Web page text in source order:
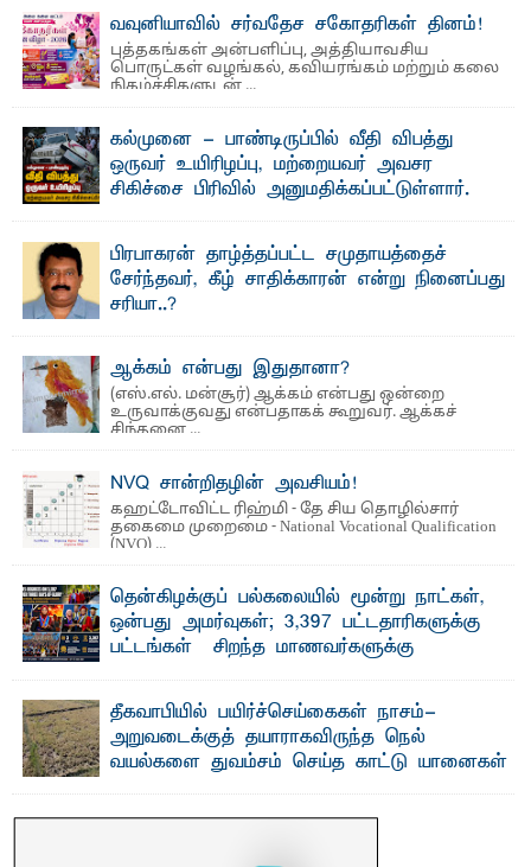
ஜே. எப். காமிலா பேகம்- இ லங்கை அரசாங்கம் அரசுசாரா
அமைப்புகள் (NGO) தொடர்பான புதிய சட்டமூலத்தை ...
வவுனியாவில் சர்வதேச சகோதரிகள் தினம்!
புத்தகங்கள் அன்பளிப்பு, அத்தியாவசிய
பொருட்கள் வழங்கல், கவியரங்கம் மற்றும் கலை
நிகழ்ச்சிகளுடன் ...
கல்முனை - பாண்டிருப்பில் வீதி விபத்து
ஒருவர் உயிரிழப்பு, மற்றையவர் அவசர
சிகிச்சை பிரிவில் அனுமதிக்கப்பட்டுள்ளார்.
பாண்டிருப்பு ...பிரபாகரன் தாழ்த்தப்பட்ட சமுதாயத்தைச்
சேர்ந்தவர், கீழ் சாதிக்காரன் என்று நினைப்பது
சரியா..?
ஆக்கம் என்பது இதுதானா?
(எஸ்.எல். மன்சூர்) ஆக்கம் என்பது ஒன்றை
உருவாக்குவது என்பதாகக் கூறுவர். ஆக்கச்
சிந்தனை ...
NVQ சான்றிதழின் அவசியம்!
கஹட்டோவிட்ட ரிஹ்மி - தே சிய தொழில்சார்
தகைமை முறைமை - National Vocational Qualification
(NVQ) ...
தென்கிழக்குப் பல்கலையில் மூன்று நாட்கள்,
ஒன்பது அமர்வுகள்; 3,397 பட்டதாரிகளுக்கு
பட்டங்கள் – சிறந்த மாணவர்களுக்கு
மற்றும் சிறப்புப் பரிசுகள்
எம்.வை. அமீர்- ஒ லுவிலில் அமைந்துள்ள தென்கிழக்குப்
பல்கலைக்கழகத்தின் 18ஆவது பொதுப் பட்டமளிப்பு விழா ...
தீகவாபியில் பயிர்ச்செய்கைகள் நாசம்-
அறுவடைக்குத் தயாராகவிருந்த நெல்
வயல்களை துவம்சம் செய்த காட்டு யானைகள்
காணப்பட்ட பல ...